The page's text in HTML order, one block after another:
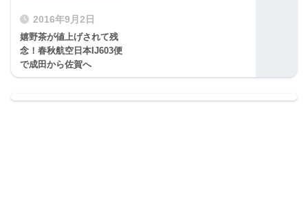
2016年9月2日
嬉野茶が値上げされて残
念！春秋航空日本IJ603便
で成田から佐賀へ